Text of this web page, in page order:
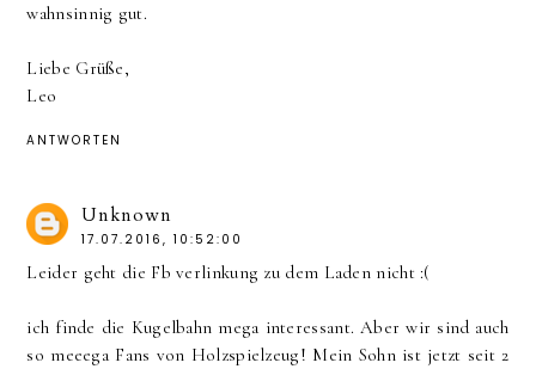
wahnsinnig gut.
Liebe Grüße,
Leo
ANTWORTEN
Unknown
17.07.2016, 10:52:00
Leider geht die Fb verlinkung zu dem Laden nicht :(
ich finde die Kugelbahn mega interessant. Aber wir sind auch
so meeega Fans von Holzspielzeug! Mein Sohn ist jetzt seit 2